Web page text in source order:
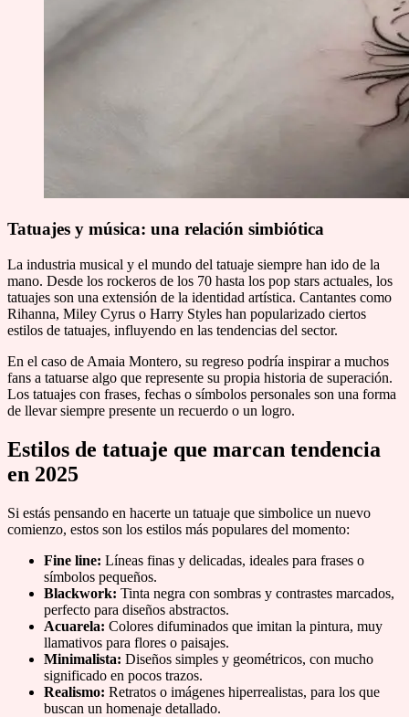
Tatuajes y música: una relación simbiótica
La industria musical y el mundo del tatuaje siempre han ido de la
mano. Desde los rockeros de los 70 hasta los pop stars actuales, los
tatuajes son una extensión de la identidad artística. Cantantes como
Rihanna, Miley Cyrus o Harry Styles han popularizado ciertos
estilos de tatuajes, influyendo en las tendencias del sector.
En el caso de Amaia Montero, su regreso podría inspirar a muchos
fans a tatuarse algo que represente su propia historia de superación.
Los tatuajes con frases, fechas o símbolos personales son una forma
de llevar siempre presente un recuerdo o un logro.
Estilos de tatuaje que marcan tendencia
en 2025
Si estás pensando en hacerte un tatuaje que simbolice un nuevo
comienzo, estos son los estilos más populares del momento:
Fine line: Líneas finas y delicadas, ideales para frases o
símbolos pequeños.
Blackwork: Tinta negra con sombras y contrastes marcados,
perfecto para diseños abstractos.
Acuarela: Colores difuminados que imitan la pintura, muy
llamativos para flores o paisajes.
Minimalista: Diseños simples y geométricos, con mucho
significado en pocos trazos.
Realismo: Retratos o imágenes hiperrealistas, para los que
buscan un homenaje detallado.